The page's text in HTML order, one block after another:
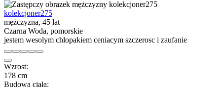
kolekcjoner275
mężczyzna, 45 lat
Czarna Woda, pomorskie
jestem wesolym chlopakiem ceniacym szczerosc i zaufanie
Wzrost:
178 cm
Budowa ciała: